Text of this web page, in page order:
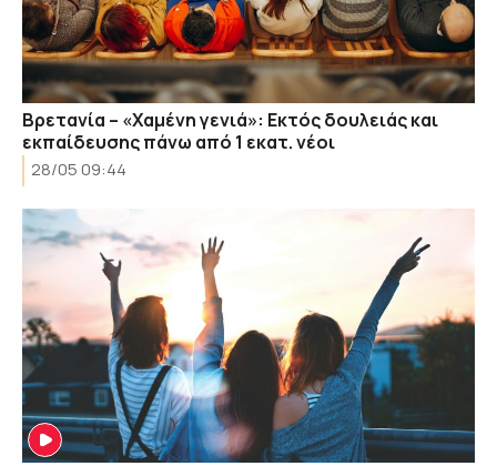
Βρετανία – «Χαμένη γενιά»: Εκτός δουλειάς και
εκπαίδευσης πάνω από 1 εκατ. νέοι
28/05 09:44